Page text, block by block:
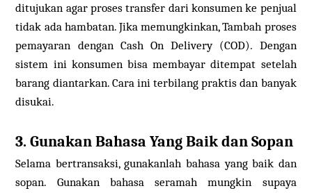
ditujukan agar proses transfer dari konsumen ke penjual
tidak ada hambatan. Jika memungkinkan, Tambah proses
pemayaran dengan Cash On Delivery (COD). Dengan
sistem ini konsumen bisa membayar ditempat setelah
barang diantarkan. Cara ini terbilang praktis dan banyak
disukai.
3. Gunakan Bahasa Yang Baik dan Sopan
Selama bertransaksi, gunakanlah bahasa yang baik dan
sopan. Gunakan bahasa seramah mungkin supaya